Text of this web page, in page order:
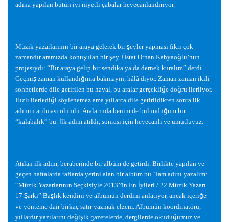
adına yapılan bütün iyi niyetli çabalar heyecanlandırıyor.
Müzik yazarlarının bir araya gelerek birşeyler yapması fikri çok
zamandır aramızda konuşulan birşey. Üstat Orhan Kahyaoğlu’nun
projesiydi: “Bir araya gelip bir sendika ya da dernek kuralım” derdi.
Geçmiş zaman kullandığıma bakmayın, hâlâ diyor. Zaman zaman ikili
sohbetlerde dile getirilen bu hayal, bu aralar gerçekliğe doğru ilerliyor.
Hızlı ilerlediği söylenemez ama yıllarca dile getirildikten sonra ilk
adımın atılması olumlu. Aralarında benim de bulunduğum bir
“kalabalık” bu. İlk adım atıldı, sonrası için heyecanlı ve umutluyuz.
Atılan ilk adım, beraberinde bir albüm de getirdi. Birlikte yapılan ve
geçen haftalarda raflarda yerini alan bir albüm bu. Tam adını yazalım:
“Müzik Yazarlarının Seçkisiyle 2013’ün En İyileri / 22 Müzik Yazarı
17 Şarkı” Başlık kendini ve albümün derdini anlatıyor, ancak içeriğe
ve yönteme dair birkaç satır yazmak elzem. Albümün koordinatörü,
yıllardır yazılarını değişik gazetelerde, dergilerde okuduğumuz ve